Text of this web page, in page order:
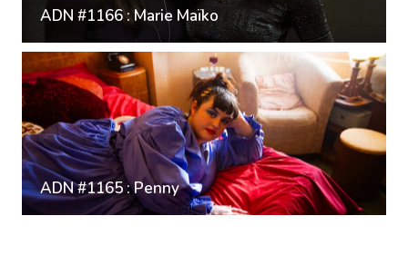
ADN #1166 : Marie Maïko
ADN #1165 : Penny